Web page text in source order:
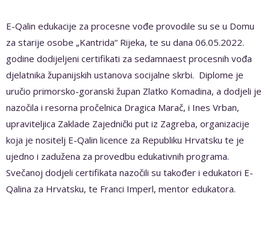
E-Qalin edukacije za procesne vođe provodile su se u Domu
za starije osobe „Kantrida“ Rijeka, te su dana 06.05.2022.
godine dodijeljeni certifikati za sedamnaest procesnih vođa
djelatnika županijskih ustanova socijalne skrbi. Diplome je
uručio primorsko-goranski župan Zlatko Komadina, a dodjeli je
nazočila i resorna pročelnica Dragica Marač, i Ines Vrban,
upraviteljica Zaklade Zajednički put iz Zagreba, organizacije
koja je nositelj E-Qalin licence za Republiku Hrvatsku te je
ujedno i zadužena za provedbu edukativnih programa.
Svečanoj dodjeli certifikata nazočili su također i edukatori E-
Qalina za Hrvatsku, te Franci Imperl, mentor edukatora.